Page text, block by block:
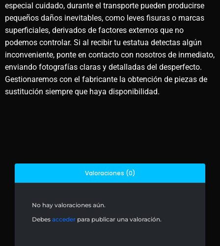
especial cuidado, durante el transporte pueden producirse
pequeños daños inevitables, como leves fisuras o marcas
superficiales, derivados de factores externos que no
podemos controlar. Si al recibir tu estatua detectas algún
inconveniente, ponte en contacto con nosotros de inmediato,
enviando fotografías claras y detalladas del desperfecto.
Gestionaremos con el fabricante la obtención de piezas de
sustitución siempre que haya disponibilidad.
Valoraciones (0)
No hay valoraciones aún.
Debes acceder para publicar una valoración.